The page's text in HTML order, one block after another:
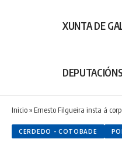
XUNTA DE
DEPUTACIÓNS
Inicio» Ernesto Filgueira insta á corporación a aprobar unanimemente a moción
CERDEDO - COTOBADE